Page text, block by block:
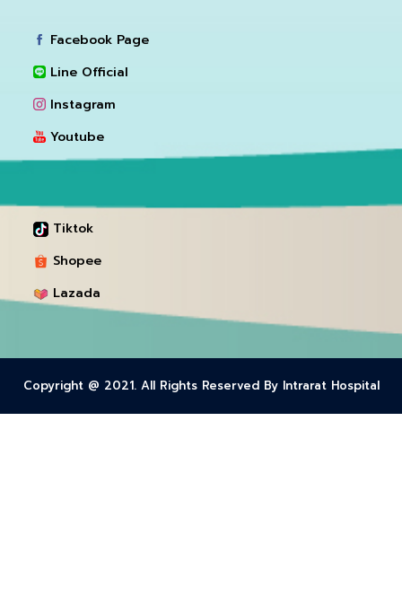
Facebook Page
Line Official
Instagram
Youtube
Tiktok
Shopee
Lazada
Copyright @ 2021. All Rights Reserved By Intrarat Hospital